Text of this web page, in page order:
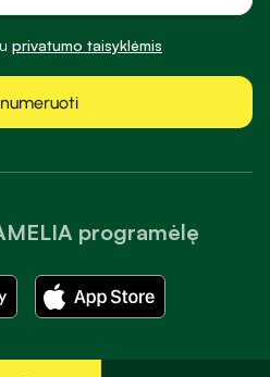
programėlę
privatumo taisyklėmis